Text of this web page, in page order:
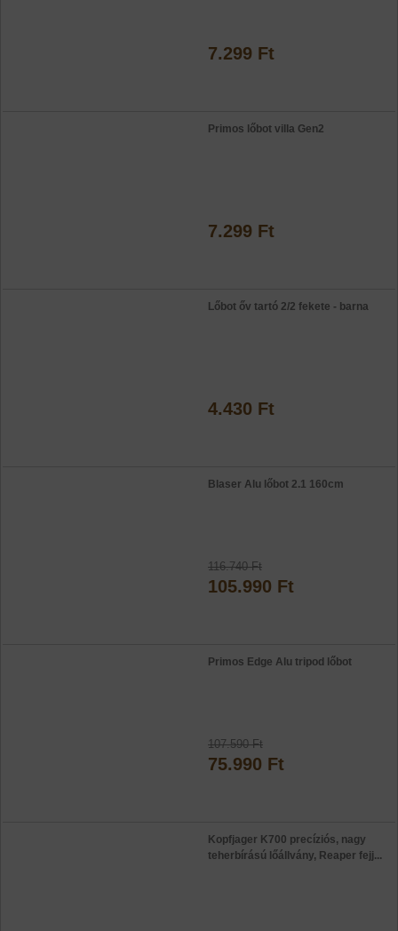
7.299 Ft
Primos lőbot villa Gen2
7.299 Ft
Lőbot őv tartó 2/2 fekete - barna
4.430 Ft
Blaser Alu lőbot 2.1 160cm
116.740 Ft
105.990 Ft
Primos Edge Alu tripod lőbot
107.590 Ft
75.990 Ft
Kopfjager K700 precíziós, nagy
teherbírású lőállvány, Reaper fejj...